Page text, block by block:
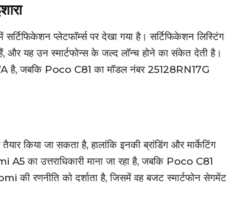
प्लेटफॉर्म्स पर देखा गया है। सर्टिफिकेशन लिस्टिंग
और यह उन स्मार्टफोन्स के जल्द लॉन्च होने का संकेत देती है।
जबकि Poco C81 का मॉडल नंबर 25128RN17G
तैयार किया जा सकता है, हालांकि इनकी ब्रांडिंग और मार्केटिंग
उत्तराधिकारी माना जा रहा है, जबकि Poco C81
रणनीति को दर्शाता है, जिसमें वह बजट स्मार्टफोन सेगमेंट